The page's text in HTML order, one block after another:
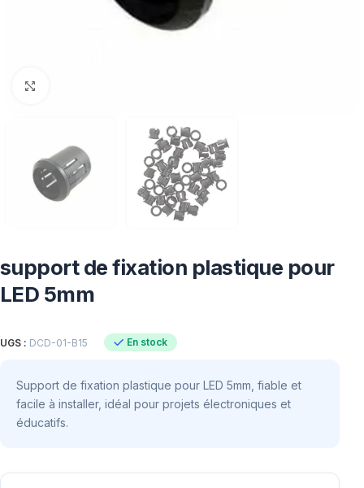
support de fixation plastique pour
LED 5mm
UGS : DCD-01-B15 En stock
Support de fixation plastique pour LED 5mm, fiable et
facile à installer, idéal pour projets électroniques et
éducatifs.